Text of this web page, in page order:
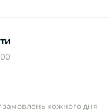
замовлень кожного дня